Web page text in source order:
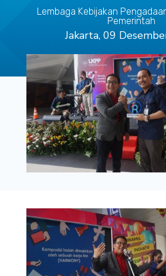
Lembaga Kebijakan
Pemerintah
Jakarta, 09